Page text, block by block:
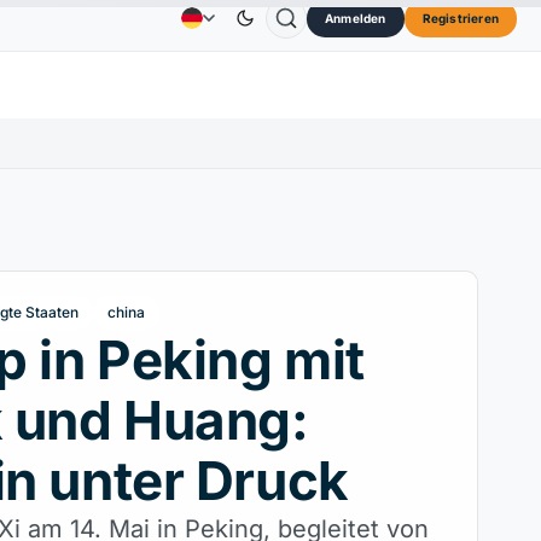
TRX0,3264 $ ↓0.30% DogecoinDOGE 0,0707 $↑2.40%
AnzeigeKontakt Über Anmelden Registrieren
Staaten china
in Peking mit
Huang:
unter Druck
am 14. Mai in Peking, begleitet von